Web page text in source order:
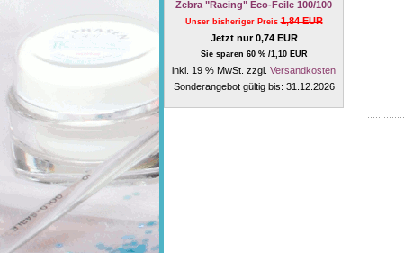
Zebra "Racing" Eco-Feile 100/100
Unser bisheriger Preis1,84 EUR
Jetzt nur 0,74 EUR
Sie sparen 60 % /1,10 EUR
inkl. 19 % MwSt. zzgl. Versandkosten
Sonderangebot gültig bis: 31.12.2026